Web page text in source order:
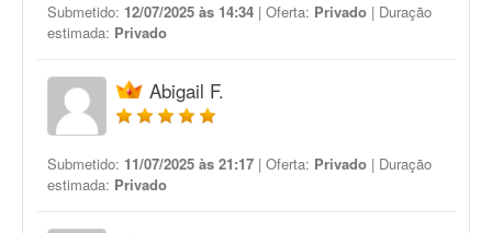
Submetido: 12/07/2025 às 14:34 | Oferta: Privado | Duração
estimada: Privado
Abigail F.
Submetido: 11/07/2025 às 21:17 | Oferta: Privado | Duração
estimada: Privado